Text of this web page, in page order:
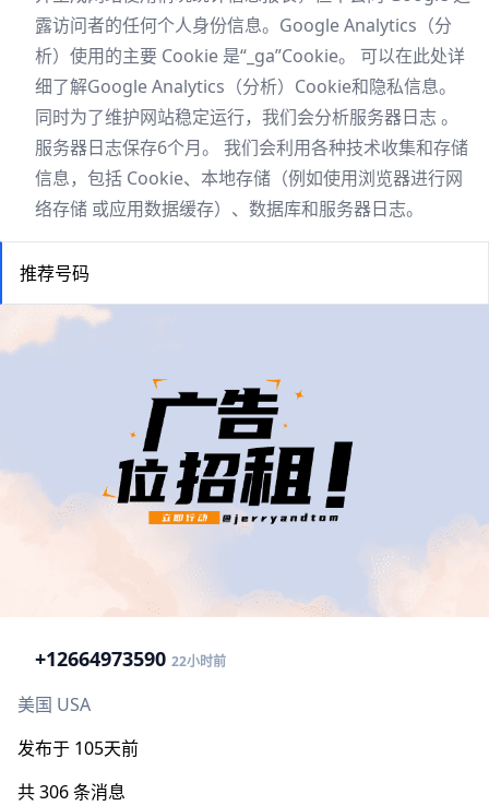
露访问者的任何个人身份信息。Google Analytics（分
析）使用的主要 Cookie 是“_ga”Cookie。 可以在此处详
细了解Google Analytics（分析）Cookie和隐私信息。
同时为了维护网站稳定运行，我们会分析服务器日志 。
服务器日志保存6个月。 我们会利用各种技术收集和存储
信息，包括 Cookie、本地存储（例如使用浏览器进行网
络存储 或应用数据缓存）、数据库和服务器日志。
推荐号码
+12664973590 22小时前
美国 USA
发布于 105天前
共 306 条消息